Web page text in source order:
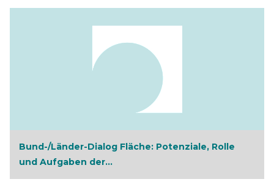
Bund-/Länder-Dialog Fläche: Potenziale, Rolle
und Aufgaben der...